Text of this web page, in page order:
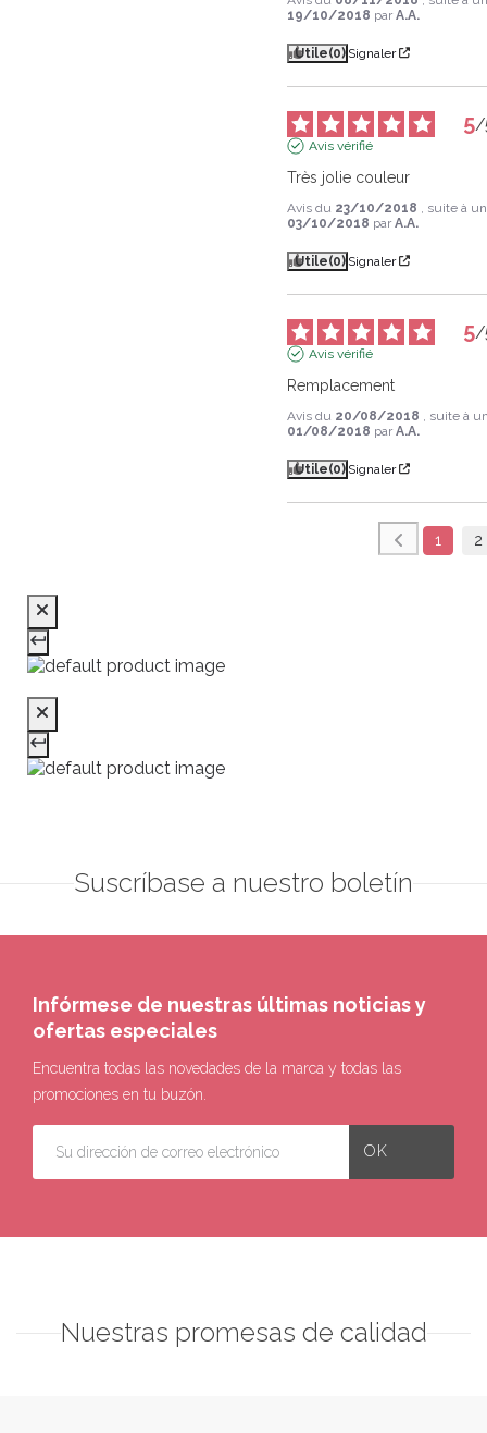
19/10/2018 parA.A.
Utile(0) Signaler
5/
Avis vérifié
Très jolie couleur
Avis du 23/10/2018 , suite à
03/10/2018 parA.A.
Utile(0) Signaler
5/
Avis vérifié
Remplacement
Avis du 20/08/2018 , suite à
01/08/2018 parA.A.
Utile(0) Signaler
1 2
Suscríbase a nuestro boletín
Infórmese de nuestras últimas noticias y
ofertas especiales
Encuentra todas las novedades de la marca y todas las
promociones en tu buzón.
Nuestras promesas de calidad